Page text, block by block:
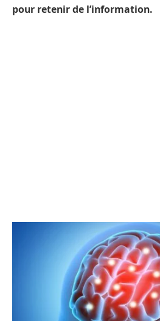
pour retenir de l’information.